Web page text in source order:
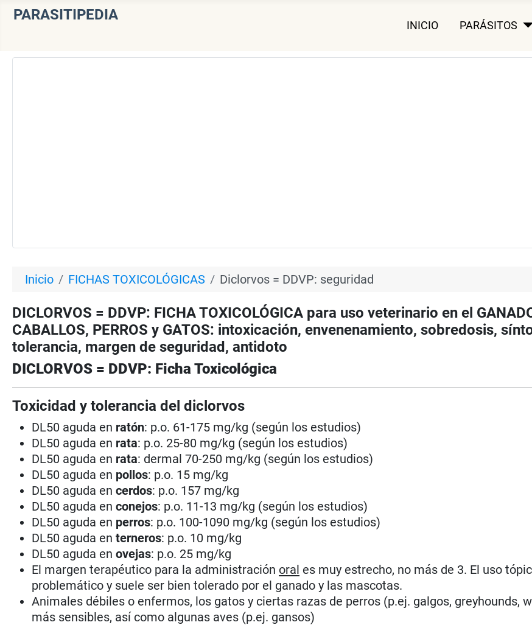
PARASITIPEDIA
INICIO PARÁSITOS
Inicio FICHAS TOXICOLÓGICAS Diclorvos = DDVP: seguridad
DICLORVOS = DDVP: FICHA TOXICOLÓGICA para uso veterinario en el
CABALLOS, PERROS y GATOS: intoxicación, envenenamiento, sobredosis,
tolerancia, margen de seguridad, antidoto
DICLORVOS = DDVP: Ficha Toxicológica
Toxicidad y tolerancia del diclorvos
DL50 aguda en ratón: p.o. 61-175 mg/kg (según los estudios)
DL50 aguda en rata: p.o. 25-80 mg/kg (según los estudios)
DL50 aguda en rata: dermal 70-250 mg/kg (según los estudios)
DL50 aguda en pollos: p.o. 15 mg/kg
DL50 aguda encerdos: p.o. 157 mg/kg
DL50 aguda enconejos: p.o. 11-13 mg/kg (según los estudios)
DL50 aguda en perros: p.o. 100-1090 mg/kg (según los estudios)
DL50 aguda enterneros: p.o. 10 mg/kg
DL50 aguda enovejas: p.o. 25 mg/kg
El margen terapéutico para la administración oral es muy estrecho, no más de 3. El uso
problemático y suele ser bien tolerado por el ganado y las mascotas.
Animales débiles o enfermos, los gatos y ciertas razas de perros (p.ej. galgos, greyhounds,
más sensibles, así como algunas aves (p.ej. gansos)